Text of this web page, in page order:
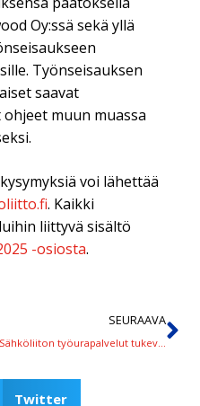
Oy:ssä sekä yllä
Työnseisauksen
saavat
muun muassa
voi lähettää
. Kaikki
liittyvä sisältö
-osiosta.
SEURAAVA
Sähköliiton työurapalvelut tukevat urakehitystäsi
Twitter